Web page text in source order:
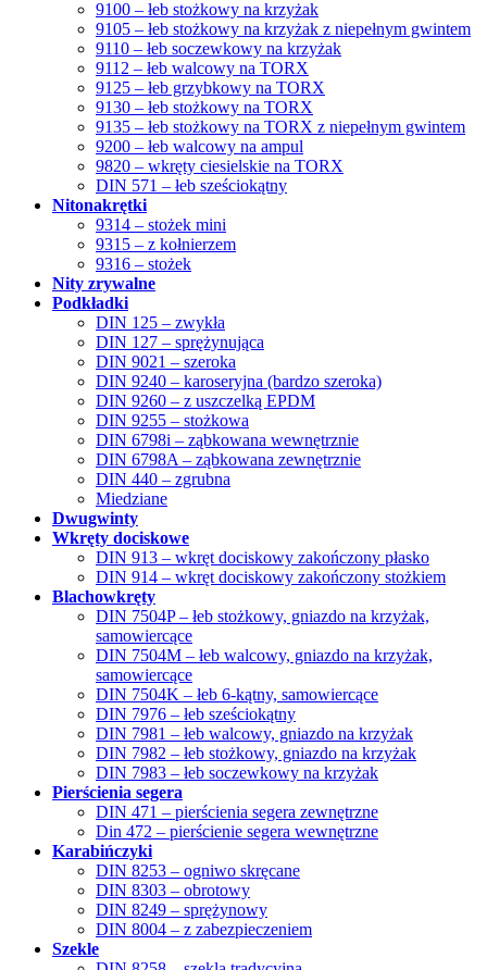
9100 – łeb stożkowy na krzyżak
9105 – łeb stożkowy na krzyżak z niepełnym gwintem
9110 – łeb soczewkowy na krzyżak
9112 – łeb walcowy na TORX
9125 – łeb grzybkowy na TORX
9130 – łeb stożkowy na TORX
9135 – łeb stożkowy na TORX z niepełnym gwintem
9200 – łeb walcowy na ampul
9820 – wkręty ciesielskie na TORX
DIN 571 – łeb sześciokątny
Nitonakrętki
9314 – stożek mini
9315 – z kołnierzem
9316 – stożek
Nity zrywalne
Podkładki
DIN 125 – zwykła
DIN 127 – sprężynująca
DIN 9021 – szeroka
DIN 9240 – karoseryjna (bardzo szeroka)
DIN 9260 – z uszczelką EPDM
DIN 9255 – stożkowa
DIN 6798i – ząbkowana wewnętrznie
DIN 6798A – ząbkowana zewnętrznie
DIN 440 – zgrubna
Miedziane
Dwugwinty
Wkręty dociskowe
DIN 913 – wkręt dociskowy zakończony płasko
DIN 914 – wkręt dociskowy zakończony stożkiem
Blachowkręty
DIN 7504P – łeb stożkowy, gniazdo na krzyżak,
samowiercące
DIN 7504M – łeb walcowy, gniazdo na krzyżak,
samowiercące
DIN 7504K – łeb 6-kątny, samowiercące
DIN 7976 – łeb sześciokątny
DIN 7981 – łeb walcowy, gniazdo na krzyżak
DIN 7982 – łeb stożkowy, gniazdo na krzyżak
DIN 7983 – łeb soczewkowy na krzyżak
Pierścienia segera
DIN 471 – pierścienia segera zewnętrzne
Din 472 – pierścienie segera wewnętrzne
Karabińczyki
DIN 8253 – ogniwo skręcane
DIN 8303 – obrotowy
DIN 8249 – sprężynowy
DIN 8004 – z zabezpieczeniem
Szekle